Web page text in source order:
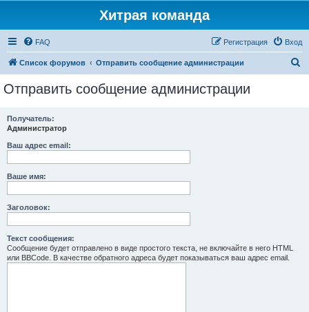
Хитрая команда
FAQ Вход
Регистрация
Список форумов Отправить сообщение администрации
Отправить сообщение администрации
Получатель:
Администратор
Ваш адрес email:
Ваше имя:
Заголовок:
Текст сообщения:
Сообщение будет отправлено в виде простого текста, не включайте в него HTML
или BBCode. В качестве обратного адреса будет показываться ваш адрес email.